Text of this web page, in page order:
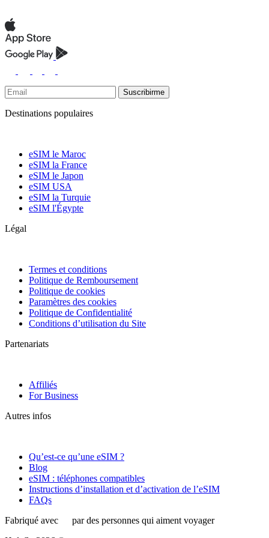
Suscribirme
Destinations populaires
eSIM le Maroc
eSIM la France
eSIM le Japon
eSIM USA
eSIM la Turquie
eSIM l'Égypte
Légal
Termes et conditions
Politique de Remboursement
Politique de cookies
Paramètres des cookies
Politique de Confidentialité
Conditions d’utilisation du Site
Partenariats
Affiliés
For Business
Autres infos
Qu’est-ce qu’une eSIM ?
Blog
eSIM : téléphones compatibles
Instructions d’installation et d’activation de l’eSIM
FAQs
Fabriqué avec
par des personnes qui aiment voyager